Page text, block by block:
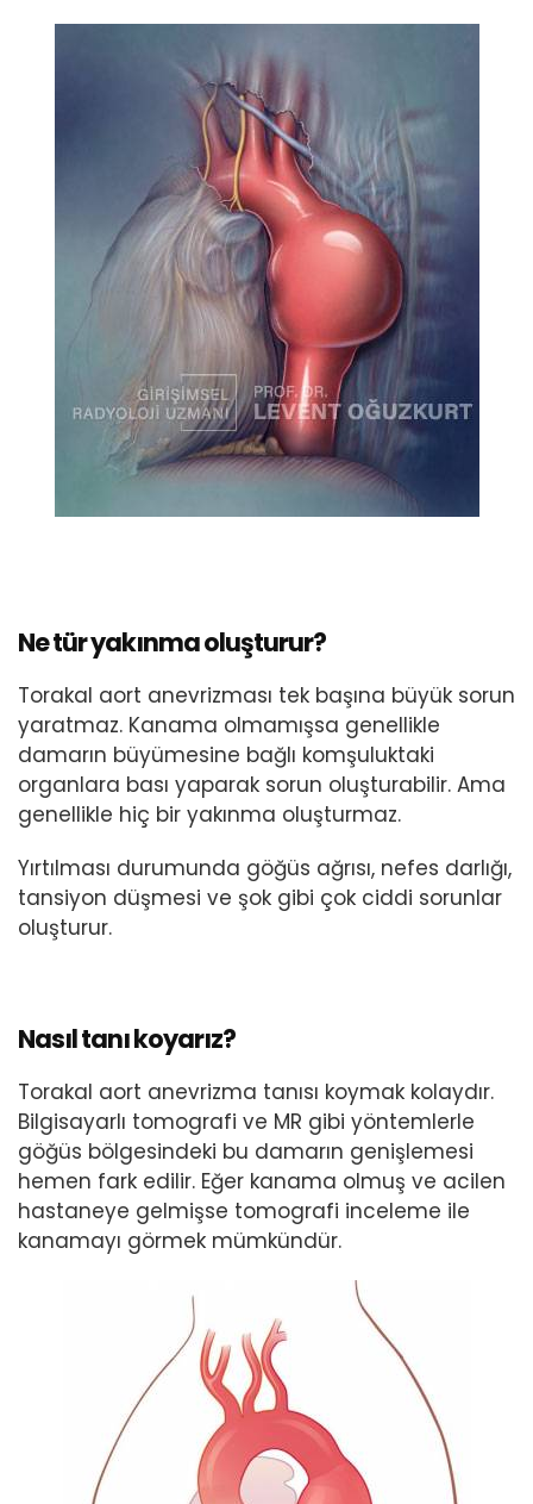
Ne tür yakınma oluşturur?
Torakal aort anevrizması tek başına büyük sorun
yaratmaz. Kanama olmamışsa genellikle
damarın büyümesine bağlı komşuluktaki
organlara bası yaparak sorun oluşturabilir. Ama
genellikle hiç bir yakınma oluşturmaz.
Yırtılması durumunda göğüs ağrısı, nefes darlığı,
tansiyon düşmesi ve şok gibi çok ciddi sorunlar
oluşturur.
Nasıl tanı koyarız?
Torakal aort anevrizma tanısı koymak kolaydır.
Bilgisayarlı tomografi ve MR gibi yöntemlerle
göğüs bölgesindeki bu damarın genişlemesi
hemen fark edilir. Eğer kanama olmuş ve acilen
hastaneye gelmişse tomografi inceleme ile
kanamayı görmek mümkündür.